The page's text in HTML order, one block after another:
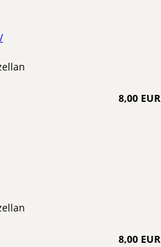
8,00 EUR
8,00 EUR